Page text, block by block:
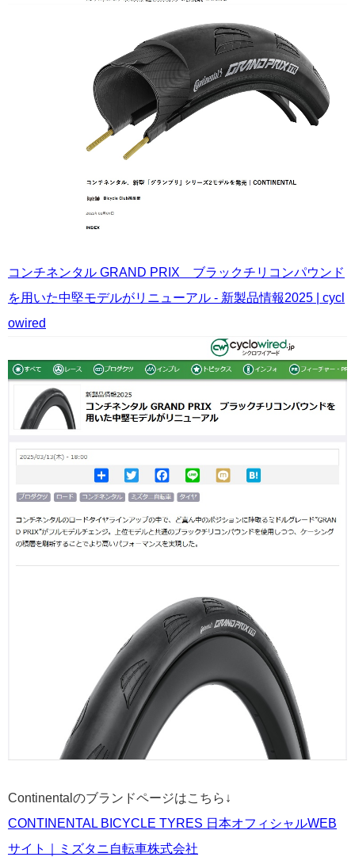
コンチネンタル GRAND PRIX ブラックチリコンパウンド
を用いた中堅モデルがリニューアル - 新製品情報2025 | cycl
owired
Continentalのブランドページはこちら↓
CONTINENTAL BICYCLE TYRES 日本オフィシャルWEB
サイト｜ミズタニ自転車株式会社